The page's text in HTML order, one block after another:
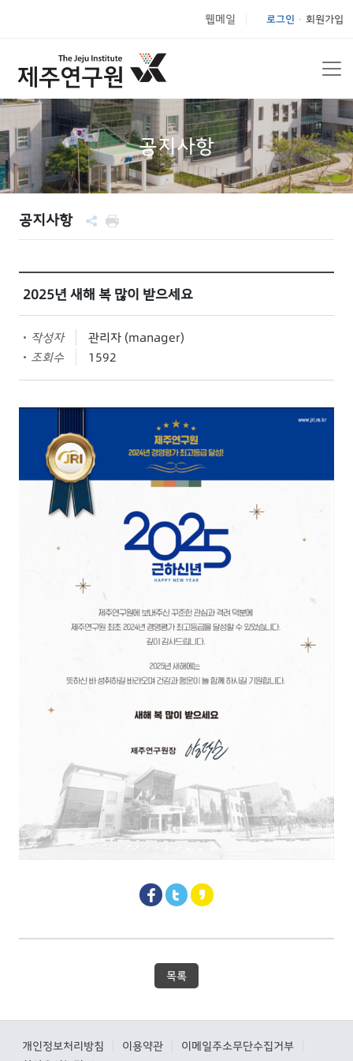
웹메일 로그인 회원가입
공지사항
공지사항
2025년 새해 복 많이 받으세요
작성자
관리자 (manager)
조회수
1592
목록
개인정보처리방침 이용약관 이메일주소무단수집거부